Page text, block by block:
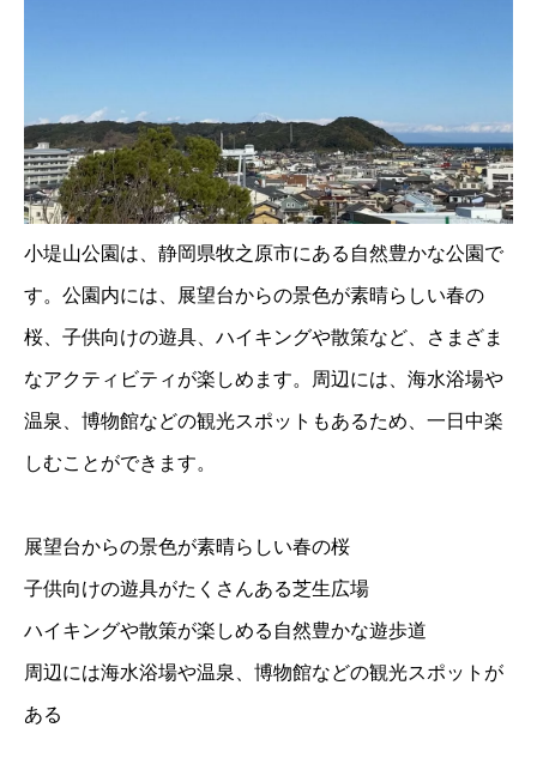
小堤山公園は、静岡県牧之原市にある自然豊かな公園で
す。公園内には、展望台からの景色が素晴らしい春の
桜、子供向けの遊具、ハイキングや散策など、さまざま
なアクティビティが楽しめます。周辺には、海水浴場や
温泉、博物館などの観光スポットもあるため、一日中楽
しむことができます。
展望台からの景色が素晴らしい春の桜
子供向けの遊具がたくさんある芝生広場
ハイキングや散策が楽しめる自然豊かな遊歩道
周辺には海水浴場や温泉、博物館などの観光スポットが
ある